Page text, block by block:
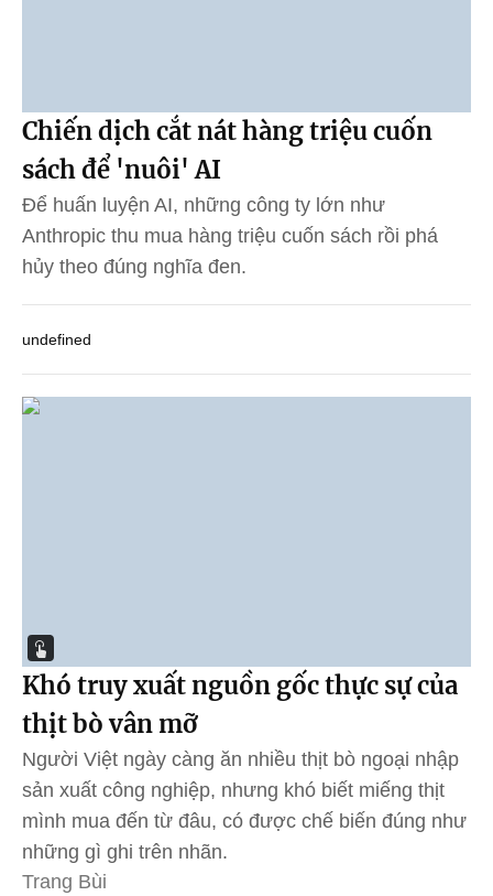
Chiến dịch cắt nát hàng triệu cuốn
sách để 'nuôi' AI
Để huấn luyện AI, những công ty lớn như
Anthropic thu mua hàng triệu cuốn sách rồi phá
hủy theo đúng nghĩa đen.
undefined
Khó truy xuất nguồn gốc thực sự của
thịt bò vân mỡ
Người Việt ngày càng ăn nhiều thịt bò ngoại nhập
sản xuất công nghiệp, nhưng khó biết miếng thịt
mình mua đến từ đâu, có được chế biến đúng như
những gì ghi trên nhãn.
Trang Bùi